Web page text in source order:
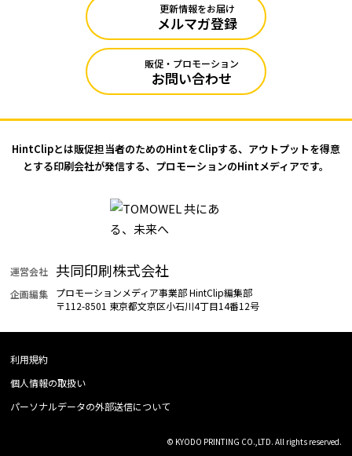
更新情報をお届け
メルマガ登録
販促・プロモーション
お問い合わせ
HintClipとは販促担当者のためのHintをClipする、アウトプットを得意
とする印刷会社が発信する、プロモーションのHintメディアです。
運営会社 共同印刷株式会社
企画編集
プロモーションメディア事業部 HintClip編集部
〒112-8501 東京都文京区小石川4丁目14番12号
利用規約
個人情報の取扱い
パーソナルデータの外部送信について
© KYODO PRINTING CO.,LTD. All rights reserved.